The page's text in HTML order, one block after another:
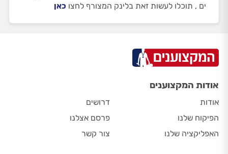
ים , תוכלו לעשות זאת בלינק המצורף לחצו כאן
אודות המקצוענים
אודות
הפיקוח שלנו
האפליקציה שלנו
דרושים
פרסם אצלנו
צור קשר